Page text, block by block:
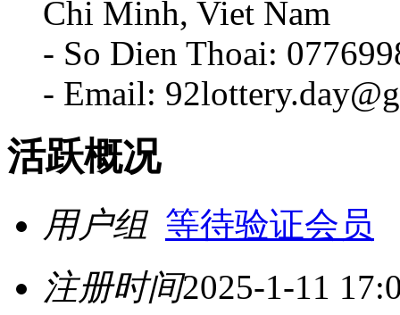
Chi Minh, Viet Nam
- So Dien Thoai:
- Email:
活跃概况
用户组 等待验证会员
注册时间2025-1-11